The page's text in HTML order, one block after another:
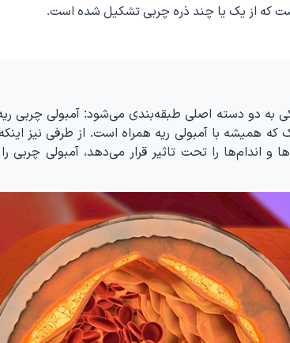
که از یک یا چند ذره چربی تشکیل شده است.
به دو دسته اصلی طبقه‌بندی می‌شود: آمبولی چربی
همیشه با آمبولی ریه همراه است. از طرفی نیز
اندام‌ها را تحت تاثیر قرار می‌دهد، آمبولی چربی